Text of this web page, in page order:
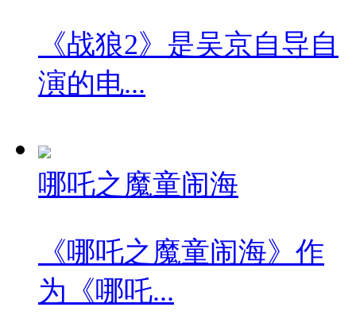
《战狼2》是吴京自导自
演的电...
哪吒之魔童闹海
《哪吒之魔童闹海》作
为《哪吒...